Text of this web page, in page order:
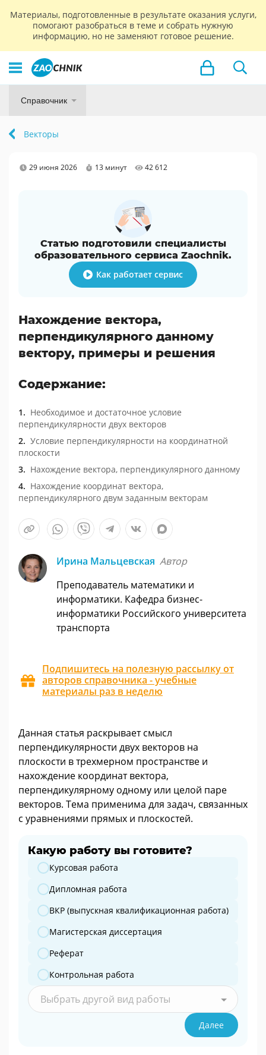
Материалы, подготовленные в результате оказания услуги,
помогают разобраться в теме и собрать нужную
информацию, но не заменяют готовое решение.
Справочник
Векторы
29 июня 2026 13 минут 42 612
Статью подготовили специалисты
образовательного сервиса Zaochnik.
Как работает сервис
Нахождение вектора,
перпендикулярного данному
вектору, примеры и решения
Содержание:
Необходимое и достаточное условие
перпендикулярности двух векторов
Условие перпендикулярности на координатной
плоскости
Нахождение вектора, перпендикулярного данному
Нахождение координат вектора,
перпендикулярного двум заданным векторам
Ирина Мальцевская Автор
Преподаватель математики и
информатики. Кафедра бизнес-
информатики Российского университета
транспорта
Подпишитесь на полезную рассылку от
авторов справочника - учебные
материалы раз в неделю
Данная статья раскрывает смысл
перпендикулярности двух векторов на
плоскости в трехмерном пространстве и
нахождение координат вектора,
перпендикулярному одному или целой паре
векторов. Тема применима для задач, связанных
с уравнениями прямых и плоскостей.
Какую работу вы готовите?
Какую работу вы готовите?
Курсовая работа
Дипломная работа
ВКР (выпускная квалификационная работа)
Магистерская диссертация
Реферат
Контрольная работа
Выбрать другой вид работы
Далее